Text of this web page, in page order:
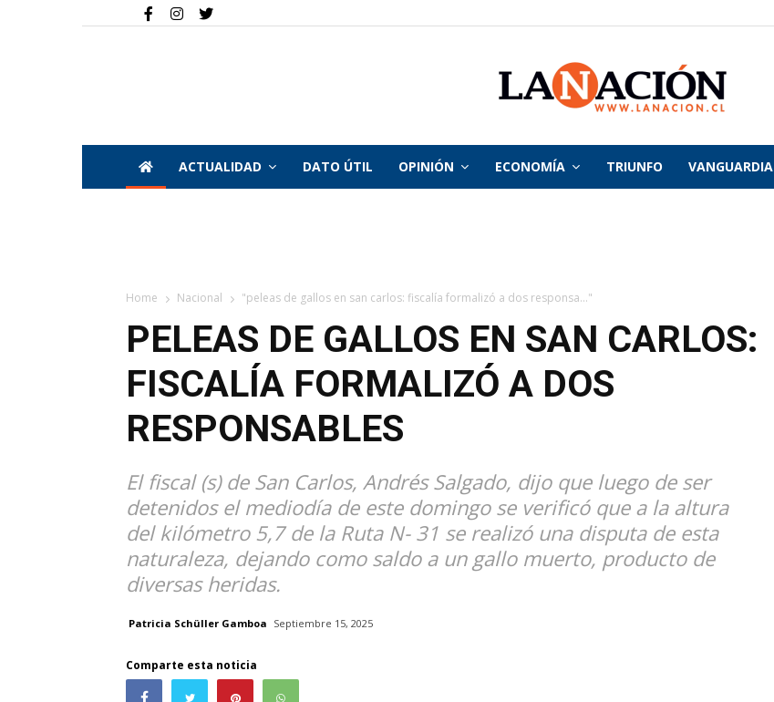
La
ACTUALIDAD DATO ÚTIL OPINIÓN ECONOMÍA TRIUNFO VANGUARDIA
Home Nacional "peleas de gallos en san carlos: fiscalía formalizó a dos responsa..."
PELEAS DE GALLOS EN SAN CARLOS:
FISCALÍA FORMALIZÓ A DOS
RESPONSABLES
El fiscal (s) de San Carlos, Andrés Salgado, dijo que luego de ser
detenidos el mediodía de este domingo se verificó que a la altura
del kilómetro 5,7 de la Ruta N- 31 se realizó una disputa de esta
naturaleza, dejando como saldo a un gallo muerto, producto de
diversas heridas.
Patricia Schüller Gamboa Septiembre 15, 2025
Comparte esta noticia